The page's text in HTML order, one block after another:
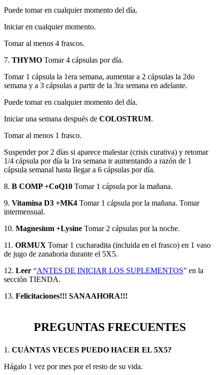
Puede tomar en cualquier momento del día.
Iniciar en cualquier momento.
Tomar al menos 4 frascos.
7. THYMO Tomar 4 cápsulas por día.
Tomar 1 cápsula la 1era semana, aumentar a 2 cápsulas la 2do
semana y a 3 cápsulas a partir de la 3ra semana en adelante.
Puede tomar en cualquier momento del día.
Iniciar una semana después de COLOSTRUM.
Tomar al menos 1 frasco.
Suspender por 2 días si aparece malestar (crisis curativa) y retomar
1/4 cápsula por día la 1ra semana ir aumentando a razón de 1
cápsula semanal hasta llegar a 6 cápsulas por día.
8. B COMP +CoQ10 Tomar 1 cápsula por la mañana.
9. Vitamina D3 +MK4 Tomar 1 cápsula por la mañana. Tomar
intermensual.
10. Magnesium +Lysine Tomar 2 cápsulas por la noche.
11. ORMUX Tomar 1 cucharadita (incluida en el frasco) en 1 vaso
de jugo de zanahoria durante el 5X5.
12. Leer “ANTES DE INICIAR LOS SUPLEMENTOS” en la
sección TIENDA.
13. Felicitaciones!!! SANAAHORA!!!
PREGUNTAS FRECUENTES
1. CUÁNTAS VECES PUEDO HACER EL 5X5?
Hágalo 1 vez por mes por el resto de su vida.